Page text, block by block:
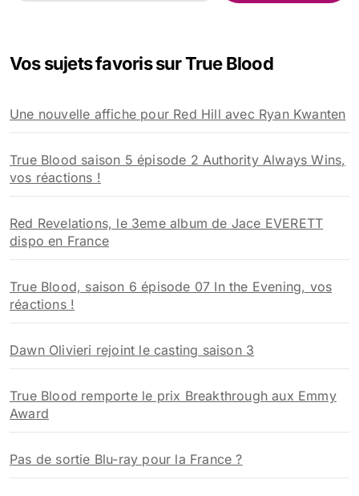
r
e
r
:
Vos sujets favoris sur True Blood
Une nouvelle affiche pour Red Hill avec Ryan Kwanten
True Blood saison 5 épisode 2 Authority Always Wins,
vos réactions !
Red Revelations, le 3eme album de Jace EVERETT
dispo en France
True Blood, saison 6 épisode 07 In the Evening, vos
réactions !
Dawn Olivieri rejoint le casting saison 3
True Blood remporte le prix Breakthrough aux Emmy
Award
Pas de sortie Blu-ray pour la France ?